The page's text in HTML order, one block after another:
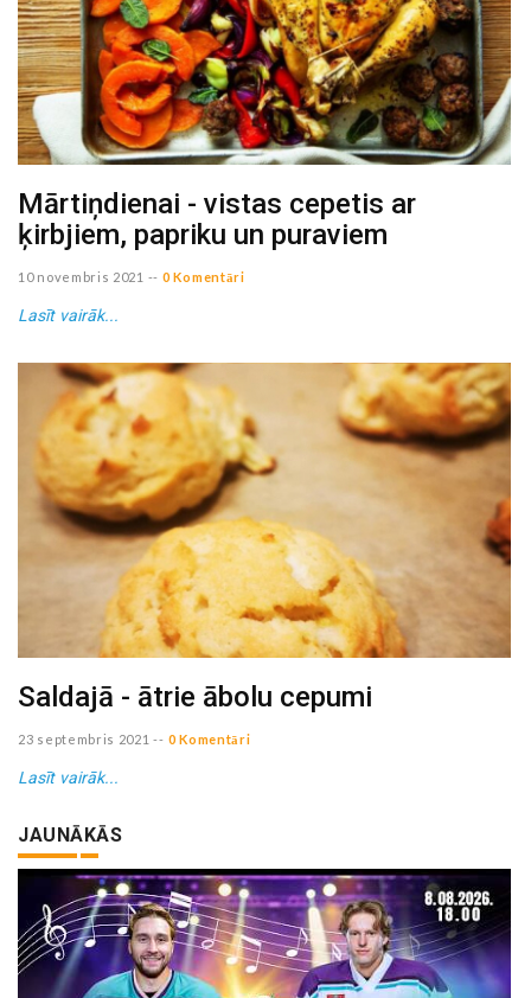
Mārtiņdienai - vistas cepetis ar
ķirbjiem, papriku un puraviem
10 novembris 2021 -- 0 Komentāri
Lasīt vairāk...
Saldajā - ātrie ābolu cepumi
23 septembris 2021 -- 0 Komentāri
Lasīt vairāk...
JAUNĀKĀS